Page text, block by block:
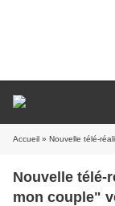
Accueil » Nouvelle télé-réalité -
Nouvelle télé-
mon couple"